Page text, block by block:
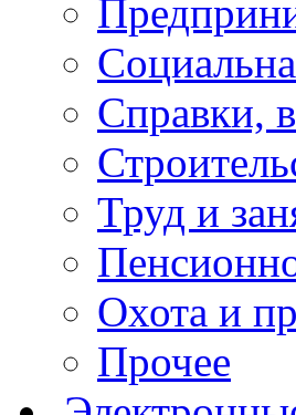
Справки,
Труд и
Охота и
Прочее